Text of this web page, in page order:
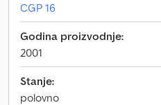
CGP 16
Godina proizvodnje:
2001
Stanje:
polovno